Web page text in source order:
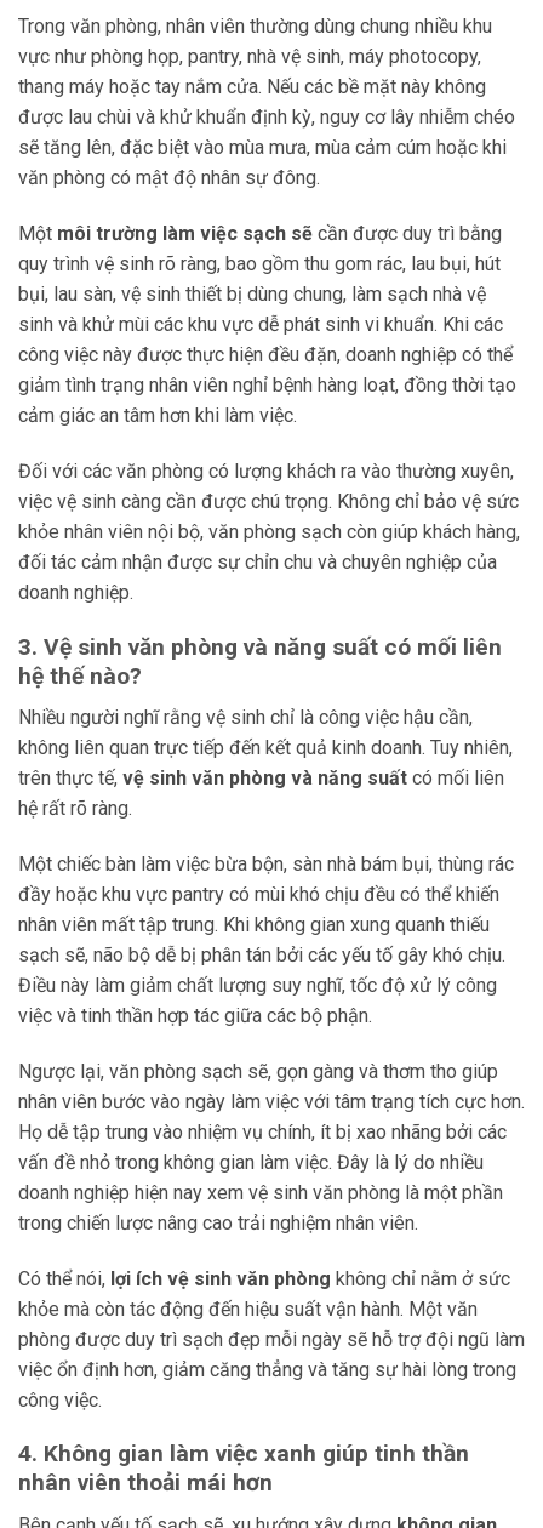
Trong văn phòng, nhân viên thường dùng chung nhiều khu
vực như phòng họp, pantry, nhà vệ sinh, máy photocopy,
thang máy hoặc tay nắm cửa. Nếu các bề mặt này không
được lau chùi và khử khuẩn định kỳ, nguy cơ lây nhiễm chéo
sẽ tăng lên, đặc biệt vào mùa mưa, mùa cảm cúm hoặc khi
văn phòng có mật độ nhân sự đông.
Một môi trường làm việc sạch sẽ cần được duy trì bằng
quy trình vệ sinh rõ ràng, bao gồm thu gom rác, lau bụi, hút
bụi, lau sàn, vệ sinh thiết bị dùng chung, làm sạch nhà vệ
sinh và khử mùi các khu vực dễ phát sinh vi khuẩn. Khi các
công việc này được thực hiện đều đặn, doanh nghiệp có thể
giảm tình trạng nhân viên nghỉ bệnh hàng loạt, đồng thời tạo
cảm giác an tâm hơn khi làm việc.
Đối với các văn phòng có lượng khách ra vào thường xuyên,
việc vệ sinh càng cần được chú trọng. Không chỉ bảo vệ sức
khỏe nhân viên nội bộ, văn phòng sạch còn giúp khách hàng,
đối tác cảm nhận được sự chỉn chu và chuyên nghiệp của
doanh nghiệp.
3. Vệ sinh văn phòng và năng suất có mối liên
hệ thế nào?
Nhiều người nghĩ rằng vệ sinh chỉ là công việc hậu cần,
không liên quan trực tiếp đến kết quả kinh doanh. Tuy nhiên,
trên thực tế, vệ sinh văn phòng và năng suất có mối liên
hệ rất rõ ràng.
Một chiếc bàn làm việc bừa bộn, sàn nhà bám bụi, thùng rác
đầy hoặc khu vực pantry có mùi khó chịu đều có thể khiến
nhân viên mất tập trung. Khi không gian xung quanh thiếu
sạch sẽ, não bộ dễ bị phân tán bởi các yếu tố gây khó chịu.
Điều này làm giảm chất lượng suy nghĩ, tốc độ xử lý công
việc và tinh thần hợp tác giữa các bộ phận.
Ngược lại, văn phòng sạch sẽ, gọn gàng và thơm tho giúp
nhân viên bước vào ngày làm việc với tâm trạng tích cực hơn.
Họ dễ tập trung vào nhiệm vụ chính, ít bị xao nhãng bởi các
vấn đề nhỏ trong không gian làm việc. Đây là lý do nhiều
doanh nghiệp hiện nay xem vệ sinh văn phòng là một phần
trong chiến lược nâng cao trải nghiệm nhân viên.
Có thể nói, lợi ích vệ sinh văn phòng không chỉ nằm ở sức
khỏe mà còn tác động đến hiệu suất vận hành. Một văn
phòng được duy trì sạch đẹp mỗi ngày sẽ hỗ trợ đội ngũ làm
việc ổn định hơn, giảm căng thẳng và tăng sự hài lòng trong
công việc.
4. Không gian làm việc xanh giúp tinh thần
nhân viên thoải mái hơn